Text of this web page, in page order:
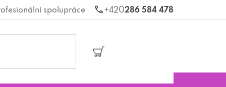
286 584 478
spolupráce
Nákupní